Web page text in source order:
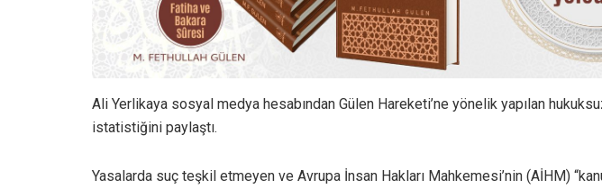
Ali Yerlikaya sosyal medya hesabından Gülen Hareketi’ne yönelik yapılan
istatistiğini paylaştı.
Yasalarda suç teşkil etmeyen ve Avrupa İnsan Hakları Mahkemesi’nin (AİHM)